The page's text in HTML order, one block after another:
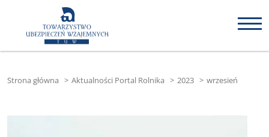
Strona główna > Aktualności Portal Rolnika > 2023 > wrzesień